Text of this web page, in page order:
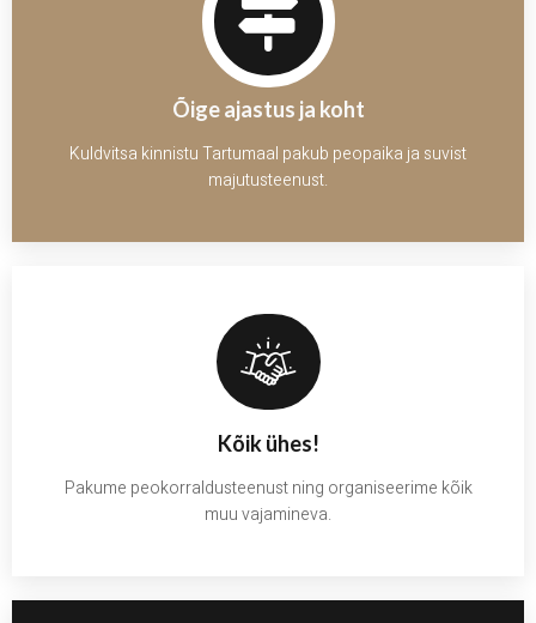
Õige ajastus ja koht
Kuldvitsa kinnistu Tartumaal pakub peopaika ja suvist
majutusteenust.
Kõik ühes!
Pakume peokorraldusteenust ning organiseerime kõik
muu vajamineva.